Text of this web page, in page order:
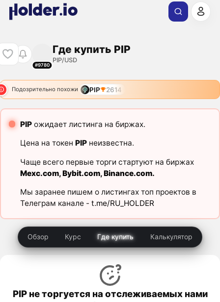
#9780
Где купить PIP
PIP/USD
Подозрительно похожи PIP 2614
PIPожидает листинга на биржах.
Цена на токен PIPнеизвестна.
Чаще всего первые торги стартуют на биржах
Mexc.com,Bybit.com,Binance.com.
Мы заранее пишем о листингах топ проектов в
Телеграм канале - t.me/RU_HOLDER
Обзор Курс Где купить Калькулятор
PIP не торгуется на отслеживаемых нами